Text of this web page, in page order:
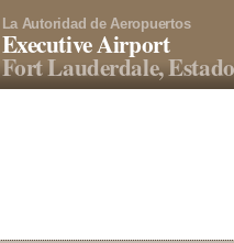
La Autoridad de Aeropuertos
Executive Airport
Fort Lauderdale,